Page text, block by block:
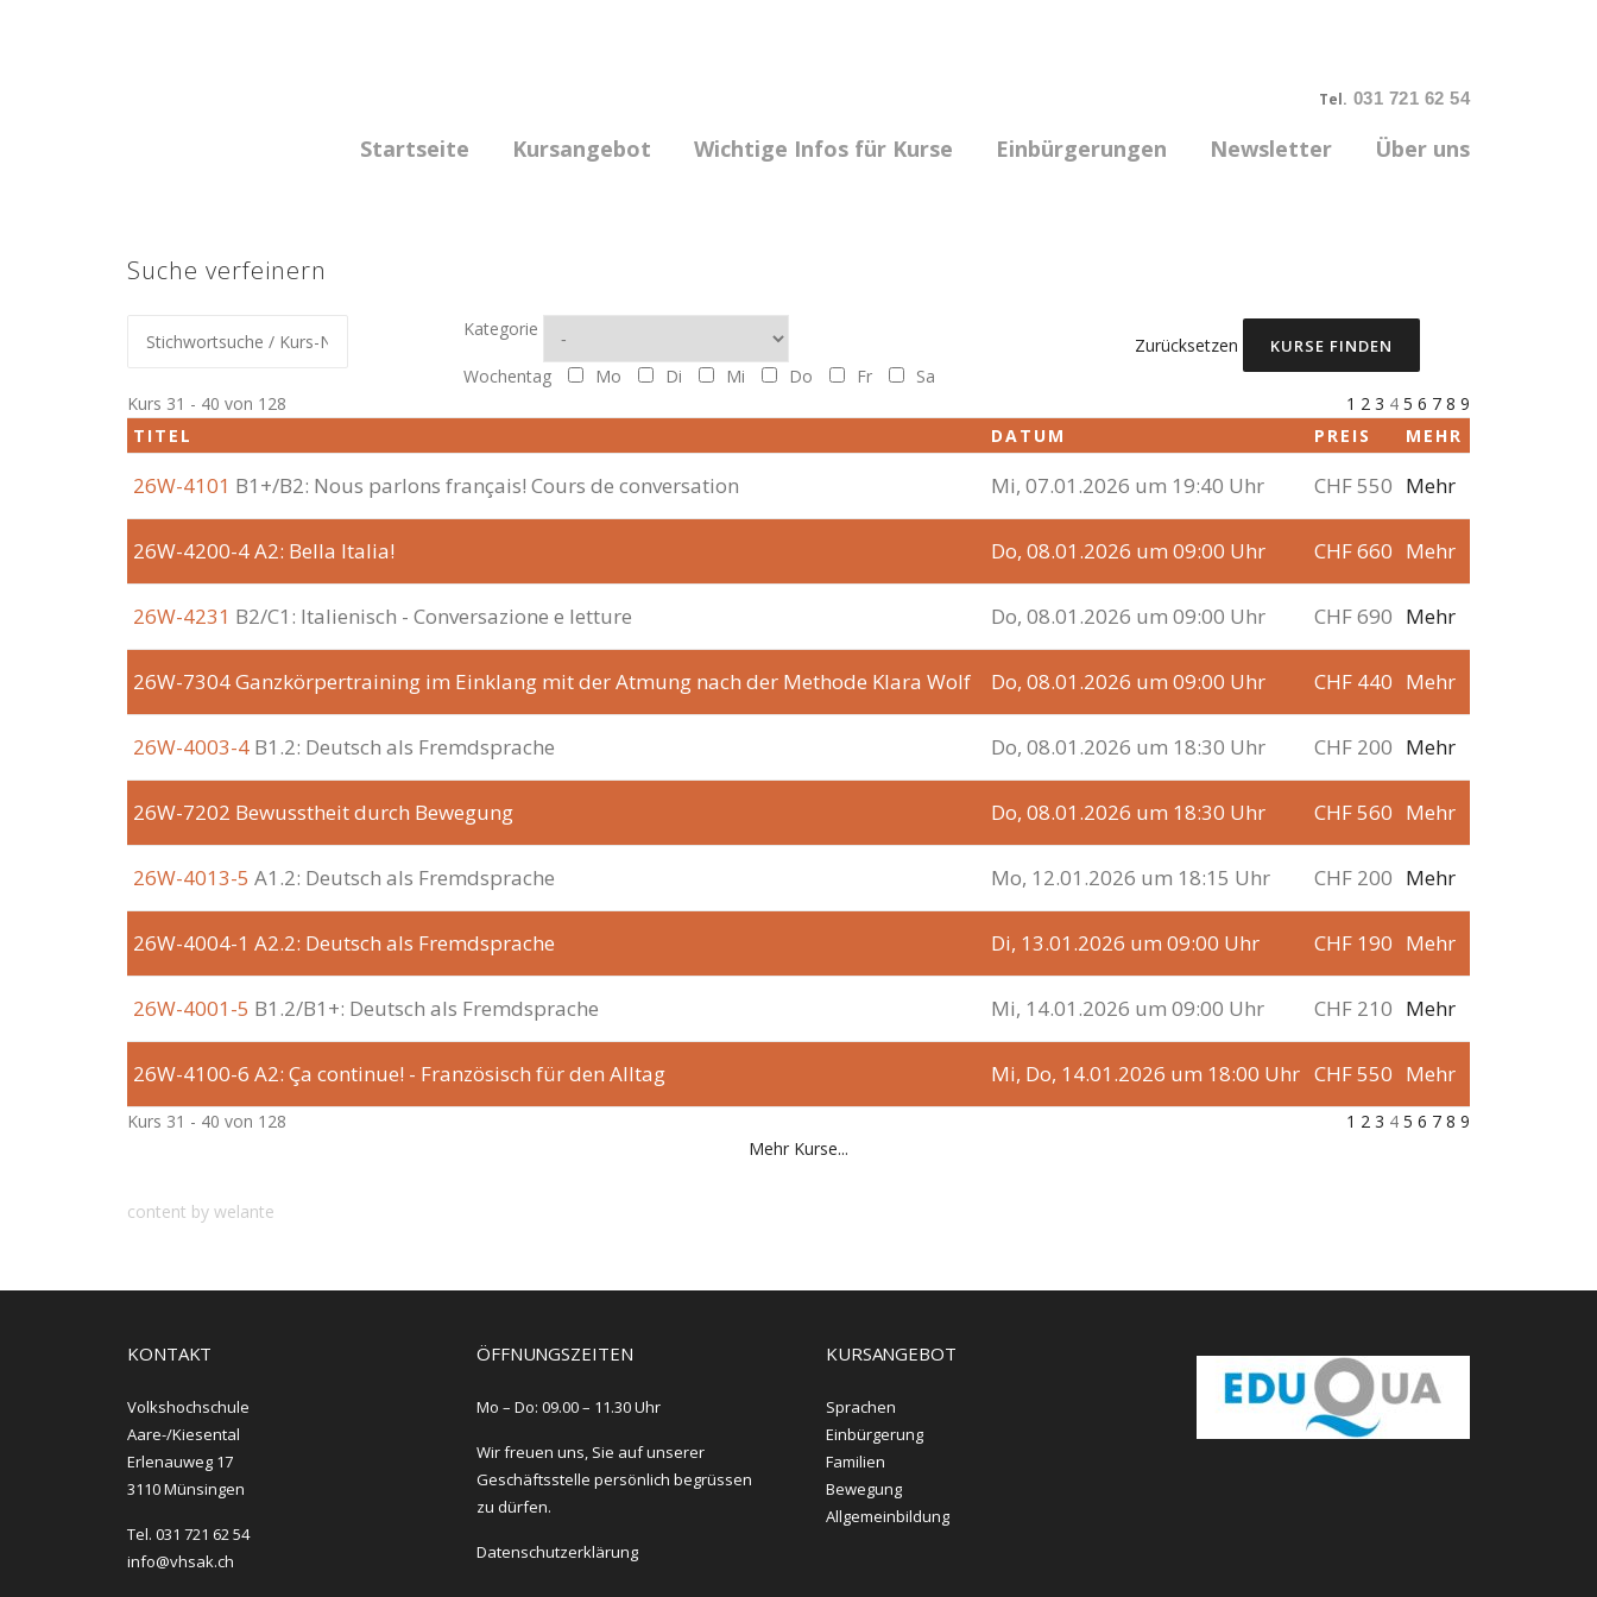
Tel. 031 721 62 54
Startseite Kursangebot Wichtige Infos für Kurse Einbürgerungen Newsletter Über uns
Suche verfeinern
Kategorie
Wochentag Mo Di Mi Do Fr Sa
Zurücksetzen
Kurs 31 - 40 von 128 1 2 3 4 5 6 7 8 9
TITEL
DATUM PREIS MEHR
26W-4101 B1+/B2: Nous parlons français! Cours de conversation Mi, 07.01.2026 um 19:40 Uhr CHF 550 Mehr
26W-4200-4A2: Bella Italia! Do, 08.01.2026 um 09:00 Uhr CHF 660 Mehr
26W-4231 B2/C1: Italienisch - Conversazione e letture Do, 08.01.2026 um 09:00 Uhr CHF 690 Mehr
26W-7304Ganzkörpertraining im Einklang mit der Atmung nach der Methode Klara Wolf Do, 08.01.2026 um 09:00 Uhr CHF 440 Mehr
26W-4003-4 B1.2: Deutsch als Fremdsprache Do, 08.01.2026 um 18:30 Uhr CHF 200 Mehr
26W-7202 Bewusstheit durch Bewegung Do, 08.01.2026 um 18:30 Uhr CHF 560 Mehr
26W-4013-5 A1.2: Deutsch als Fremdsprache Mo, 12.01.2026 um 18:15 Uhr CHF 200 Mehr
26W-4004-1 A2.2: Deutsch als Fremdsprache Di, 13.01.2026 um 09:00 Uhr CHF 190 Mehr
26W-4001-5 B1.2/B1+: Deutsch als Fremdsprache Mi, 14.01.2026 um 09:00 Uhr CHF 210 Mehr
26W-4100-6 A2: Ça continue! - Französisch für den Alltag Mi, Do, 14.01.2026 um 18:00 Uhr CHF 550 Mehr
Kurs 31 - 40 von 128 1 2 3 4 5 6 7 8 9
Mehr Kurse...
content by welante
KONTAKT
Volkshochschule
Aare-/Kiesental
Erlenauweg 17
3110 Münsingen
Tel. 031 721 62 54
info@vhsak.ch
ÖFFNUNGSZEITEN
Mo – Do: 09.00 – 11.30 Uhr
Wir freuen uns, Sie auf unserer
Geschäftsstelle persönlich begrüssen
zu dürfen.
Datenschutzerklärung
KURSANGEBOT
Sprachen
Einbürgerung
Familien
Bewegung
Allgemeinbildung